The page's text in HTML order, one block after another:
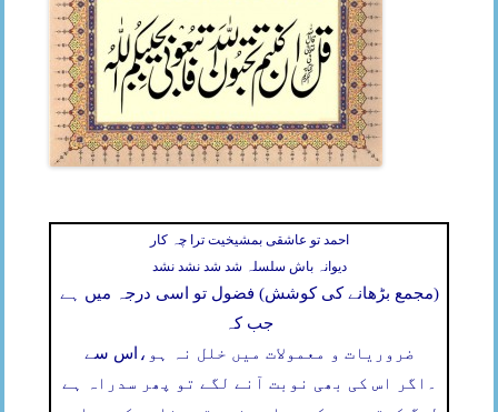
احمد تو عاشقی بمشیخیت ترا چہ کار
دیوانہ باش سلسلہ شد شد نشد نشد
(مجمع بڑھانے کی کوشش) فضول تو اسی درجہ میں ہے
جب کہ
اس سے ضروریات و معمولات میں خلل نہ ہو،
اگر اس کی بھی نوبت آنے لگے تو پھر سدراہ ہے ۔